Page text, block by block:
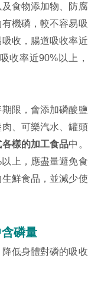
食物添加物、防腐
機磷，較不容易吸
吸收，腸道吸收率近
收率近90%以上，
限，會添加磷酸鹽
、可樂汽水、罐頭
樣的加工食品中。
上，應盡量避免食
鮮食品，並減少使
磷量
低身體對磷的吸收